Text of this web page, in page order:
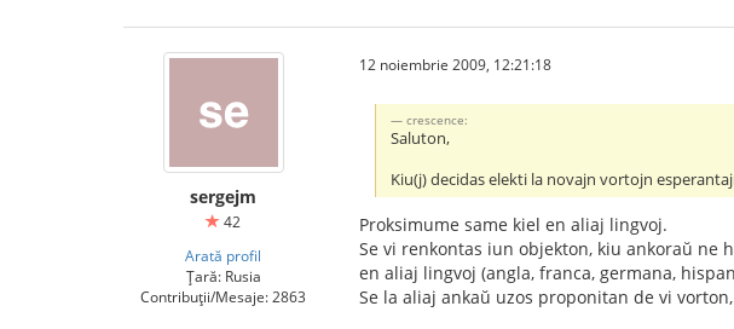
sergejm
42
Arată profil
Țară: Rusia
Contribuții/Mesaje: 2863
12 noiembrie 2009, 12:21:18
crescence:
Saluton,
Kiu(j) decidas elekti la novajn vortojn
Proksimume same kiel en aliaj lingvoj.
Se vi renkontas iun objekton, kiu ankoraŭ ne
en aliaj lingvoj (angla, franca, germana,
Se la aliaj ankaŭ uzos proponitan de vi